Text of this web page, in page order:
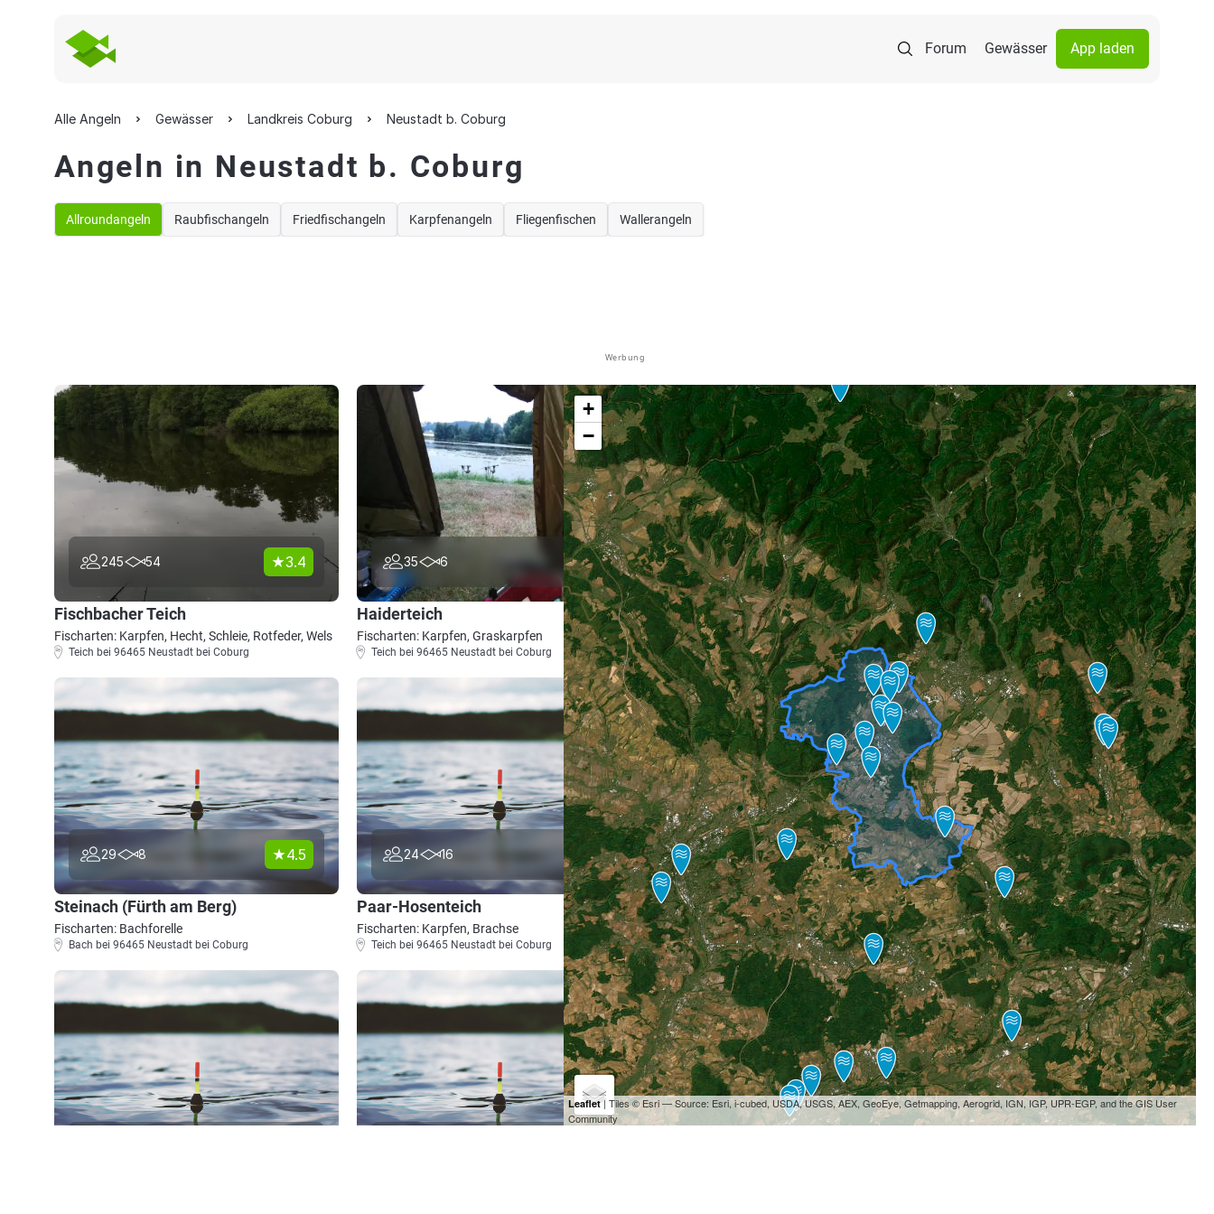
Forum Gewässer App laden
Alle Angeln Gewässer Landkreis Coburg Neustadt b. Coburg
Angeln in Neustadt b. Coburg
Allroundangeln Raubfischangeln Friedfischangeln Karpfenangeln Fliegenfischen Wallerangeln
Werbung
245 54 3.4
Fischbacher Teich
Fischarten: Karpfen, Hecht, Schleie, Rotfeder, Wels
Teich bei 96465 Neustadt bei Coburg
35 6 5.0
Haiderteich
Fischarten: Karpfen, Graskarpfen
Teich bei 96465 Neustadt bei Coburg
29 8 4.5
Steinach (Fürth am Berg)
Fischarten: Bachforelle
Bach bei 96465 Neustadt bei Coburg
24 16 5.0
Paar-Hosenteich
Fischarten: Karpfen, Brachse
Teich bei 96465 Neustadt bei Coburg
+
−
Leaflet| Tiles © Esri — Source: Esri, i-cubed, USDA, USGS, AEX, GeoEye, Getmapping, Aerogrid, IGN, IGP, UPR-EGP, and the GIS User
Community